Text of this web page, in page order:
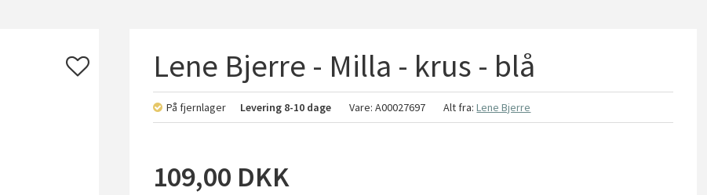
Lene Bjerre - Milla - krus - blå
På fjernlager Levering 8-10 dage Vare:A00027697 Alt fra:Lene Bjerre
109,00 DKK